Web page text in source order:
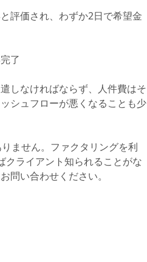
評価され、わずか2日で希望金
了
しなければならず、人件費はそ
シュフローが悪くなることも少
ません。ファクタリングを利
クライアント知られることがな
問い合わせください。